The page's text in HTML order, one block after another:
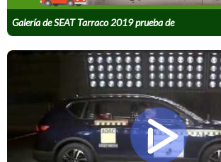
Galería de SEAT Tarraco 2019 prueba de
impacto Latin NCAP